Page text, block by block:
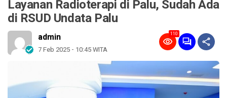
Layanan Radioterapi di Palu, Sudah Ada
di RSUD Undata Palu
admin
7 Feb 2025 - 10:45 WITA
110